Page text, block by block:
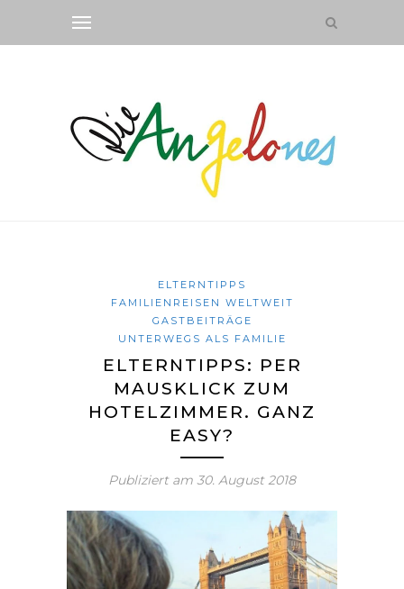
ELTERNTIPPS
FAMILIENREISEN WELTWEIT
GASTBEITRÄGE
UNTERWEGS ALS FAMILIE
ELTERNTIPPS: PER
MAUSKLICK ZUM
HOTELZIMMER. GANZ
EASY?
Publiziert am 30. August 2018